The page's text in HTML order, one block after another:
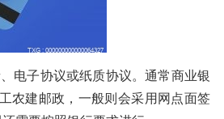
电子协议或纸质协议。通常商业银
农建邮政，一般则会采用网点面签